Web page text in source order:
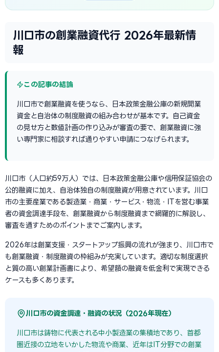
川口市の創業融資代行 2026年最新情
報
この記事の結論
川口市で創業融資を使うなら、日本政策金融公庫の新規開業
資金と自治体の制度融資の組み合わせが基本です。自己資金
の見せ方と数値計画の作り込みが審査の要で、創業融資に強
い専門家に相談すれば通りやすい申請につなげられます。
川口市（人口約59万人）では、日本政策金融公庫や信用保証協会の
公的融資に加え、自治体独自の制度融資が用意されています。川口
市の主要産業である製造業・商業・サービス・物流・ITを営む事業
者の資金調達手段を、創業融資から制度融資まで網羅的に解説し、
審査を通すためのポイントまでご案内します。
2026年は創業支援・スタートアップ振興の流れが強まり、川口市で
も創業融資・制度融資の枠組みが充実しています。適切な制度選択
と質の高い創業計画書により、希望額の融資を低金利で実現できる
ケースも多くあります。
川口市の資金調達・融資の状況（2026年現在）
川口市は鋳物に代表される中小製造業の集積地であり、首都
圏近接の立地をいかした物流や商業、近年はIT分野での創業